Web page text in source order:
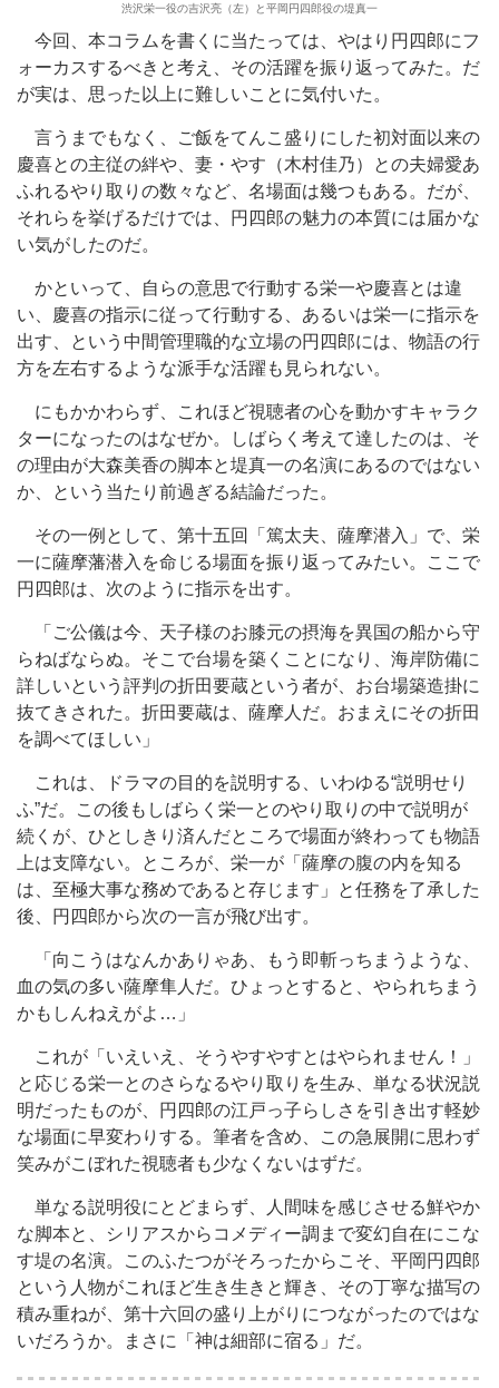
渋沢栄一役の吉沢亮（左）と平岡円四郎役の堤真一
今回、本コラムを書くに当たっては、やはり円四郎にフ
ォーカスするべきと考え、その活躍を振り返ってみた。だ
が実は、思った以上に難しいことに気付いた。
言うまでもなく、ご飯をてんこ盛りにした初対面以来の
慶喜との主従の絆や、妻・やす（木村佳乃）との夫婦愛あ
ふれるやり取りの数々など、名場面は幾つもある。だが、
それらを挙げるだけでは、円四郎の魅力の本質には届かな
い気がしたのだ。
かといって、自らの意思で行動する栄一や慶喜とは違
い、慶喜の指示に従って行動する、あるいは栄一に指示を
出す、という中間管理職的な立場の円四郎には、物語の行
方を左右するような派手な活躍も見られない。
にもかかわらず、これほど視聴者の心を動かすキャラク
ターになったのはなぜか。しばらく考えて達したのは、そ
の理由が大森美香の脚本と堤真一の名演にあるのではない
か、という当たり前過ぎる結論だった。
その一例として、第十五回「篤太夫、薩摩潜入」で、栄
一に薩摩藩潜入を命じる場面を振り返ってみたい。ここで
円四郎は、次のように指示を出す。
「ご公儀は今、天子様のお膝元の摂海を異国の船から守
らねばならぬ。そこで台場を築くことになり、海岸防備に
詳しいという評判の折田要蔵という者が、お台場築造掛に
抜てきされた。折田要蔵は、薩摩人だ。おまえにその折田
を調べてほしい」
これは、ドラマの目的を説明する、いわゆる“説明せり
ふ”だ。この後もしばらく栄一とのやり取りの中で説明が
続くが、ひとしきり済んだところで場面が終わっても物語
上は支障ない。ところが、栄一が「薩摩の腹の内を知る
は、至極大事な務めであると存じます」と任務を了承した
後、円四郎から次の一言が飛び出す。
「向こうはなんかありゃあ、もう即斬っちまうような、
血の気の多い薩摩隼人だ。ひょっとすると、やられちまう
かもしんねえがよ…」
これが「いえいえ、そうやすやすとはやられません！」
と応じる栄一とのさらなるやり取りを生み、単なる状況説
明だったものが、円四郎の江戸っ子らしさを引き出す軽妙
な場面に早変わりする。筆者を含め、この急展開に思わず
笑みがこぼれた視聴者も少なくないはずだ。
単なる説明役にとどまらず、人間味を感じさせる鮮やか
な脚本と、シリアスからコメディー調まで変幻自在にこな
す堤の名演。このふたつがそろったからこそ、平岡円四郎
という人物がこれほど生き生きと輝き、その丁寧な描写の
積み重ねが、第十六回の盛り上がりにつながったのではな
いだろうか。まさに「神は細部に宿る」だ。